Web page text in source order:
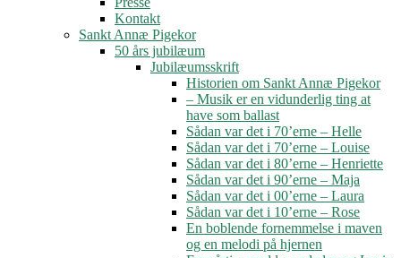
Kontakt
Sankt Annæ Pigekor
50 års jubilæum
Jubilæumsskrift
Historien om Sankt Annæ Pigekor
– Musik er en vidunderlig ting at
have som ballast
Sådan var det i 70’erne – Helle
Sådan var det i 70’erne – Louise
Sådan var det i 80’erne – Henriette
Sådan var det i 90’erne – Maja
Sådan var det i 00’erne – Laura
Sådan var det i 10’erne – Rose
En boblende fornemmelse i maven
og en melodi på hjernen